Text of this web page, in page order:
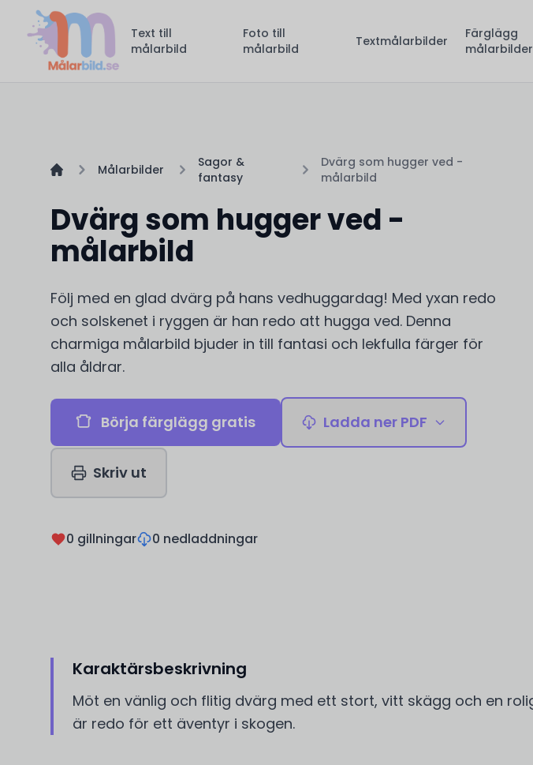
Text till
målarbild
Foto till
målarbild
Textmålarbilder
Färglägg
målarbilder
Målarbilder
Sagor &
fantasy
Dvärg som hugger ved -
målarbild
Dvärg som hugger ved -
målarbild
Följ med en glad dvärg på hans vedhuggardag! Med yxan redo
och solskenet i ryggen är han redo att hugga ved. Denna
charmiga målarbild bjuder in till fantasi och lekfulla färger för
alla åldrar.
Börja färglägg gratis Ladda ner PDF
Skriv ut
0 gillningar 0 nedladdningar
Karaktärsbeskrivning
Möt en vänlig och flitig dvärg med ett stort, vitt skägg och en
är redo för ett äventyr i skogen.